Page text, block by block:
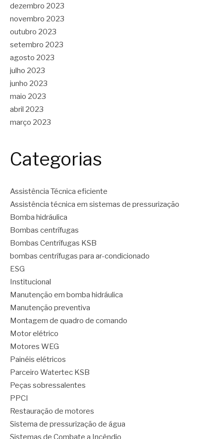
dezembro 2023
novembro 2023
outubro 2023
setembro 2023
agosto 2023
julho 2023
junho 2023
maio 2023
abril 2023
março 2023
Categorias
Assistência Técnica eficiente
Assistência técnica em sistemas de pressurização
Bomba hidráulica
Bombas centrífugas
Bombas Centrífugas KSB
bombas centrífugas para ar-condicionado
ESG
Institucional
Manutenção em bomba hidráulica
Manutenção preventiva
Montagem de quadro de comando
Motor elétrico
Motores WEG
Painéis elétricos
Parceiro Watertec KSB
Peças sobressalentes
PPCI
Restauração de motores
Sistema de pressurização de água
Sistemas de Combate a Incêndio